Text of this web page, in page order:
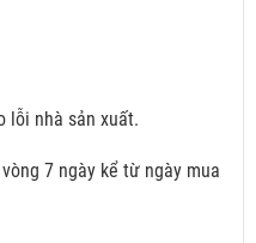
lỗi nhà sản xuất.
7 ngày kể từ ngày mua